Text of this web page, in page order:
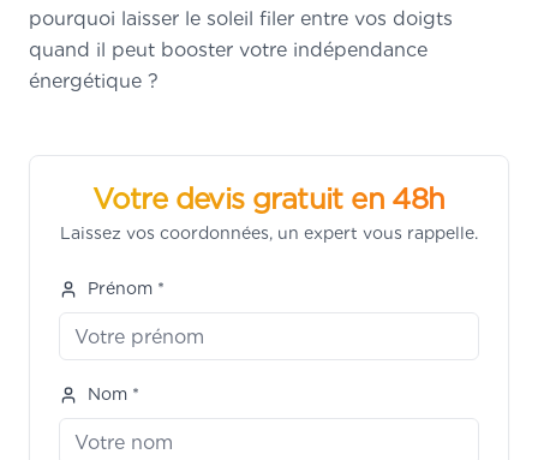
pourquoi laisser le soleil filer entre vos doigts
quand il peut booster votre indépendance
énergétique ?
Votre devis gratuit en 48h
Laissez vos coordonnées, un expert vous rappelle.
Prénom *
Nom *